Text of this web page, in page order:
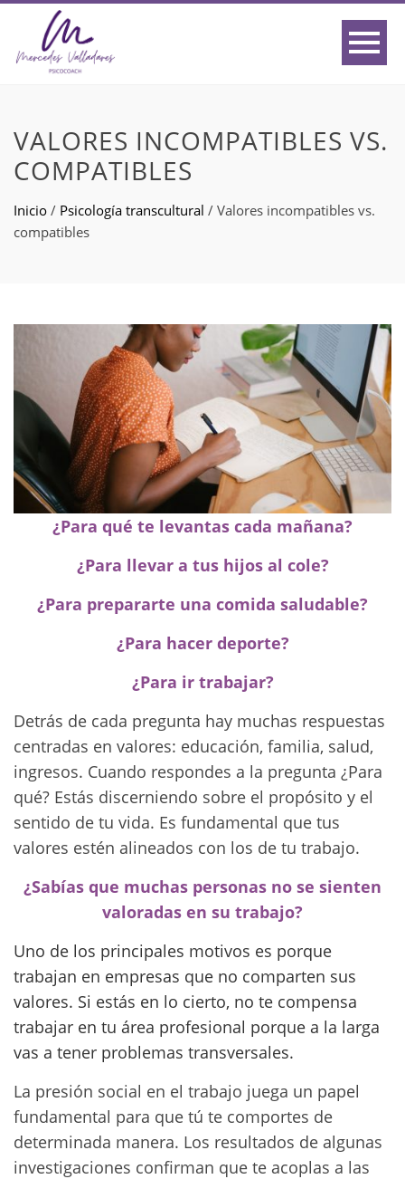
VALORES INCOMPATIBLES VS.
COMPATIBLES
Inicio / Psicología transcultural / Valores incompatibles vs.
compatibles
¿Para qué te levantas cada mañana?
¿Para llevar a tus hijos al cole?
¿Para prepararte una comida saludable?
¿Para hacer deporte?
¿Para ir trabajar?
Detrás de cada pregunta hay muchas respuestas
centradas en valores: educación, familia, salud,
ingresos. Cuando respondes a la pregunta ¿Para
qué? Estás discerniendo sobre el propósito y el
sentido de tu vida. Es fundamental que tus
valores estén alineados con los de tu trabajo.
¿Sabías que muchas personas no se sienten
valoradas en su trabajo?
Uno de los principales motivos es porque
trabajan en empresas que no comparten sus
valores. Si estás en lo cierto, no te compensa
trabajar en tu área profesional porque a la larga
vas a tener problemas transversales.
La presión social en el trabajo juega un papel
fundamental para que tú te comportes de
determinada manera. Los resultados de algunas
investigaciones confirman que te acoplas a las